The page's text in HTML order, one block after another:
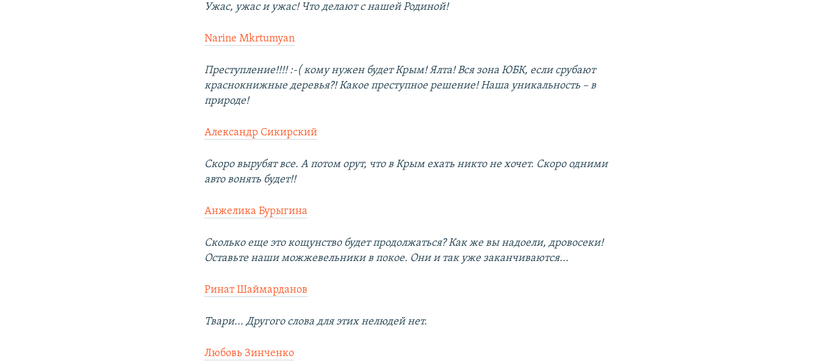
Ужас, ужас и ужас! Что делают с нашей Родиной!
Narine Mkrtumyan
Преступление!!!! :-( кому нужен будет Крым! Ялта! Вся зона ЮБК, если срубают
краснокнижные деревья?! Какое преступное решение! Наша уникальность – в
природе!
Александр Сикирский
Скоро вырубят все. А потом орут, что в Крым ехать никто не хочет. Скоро одними
авто вонять будет!!
Анжелика Бурыгина
Сколько еще это кощунство будет продолжаться? Как же вы надоели, дровосеки!
Оставьте наши можжевельники в покое. Они и так уже заканчиваются...
Ринат Шаймарданов
Твари... Другого слова для этих нелюдей нет.
Любовь Зинченко